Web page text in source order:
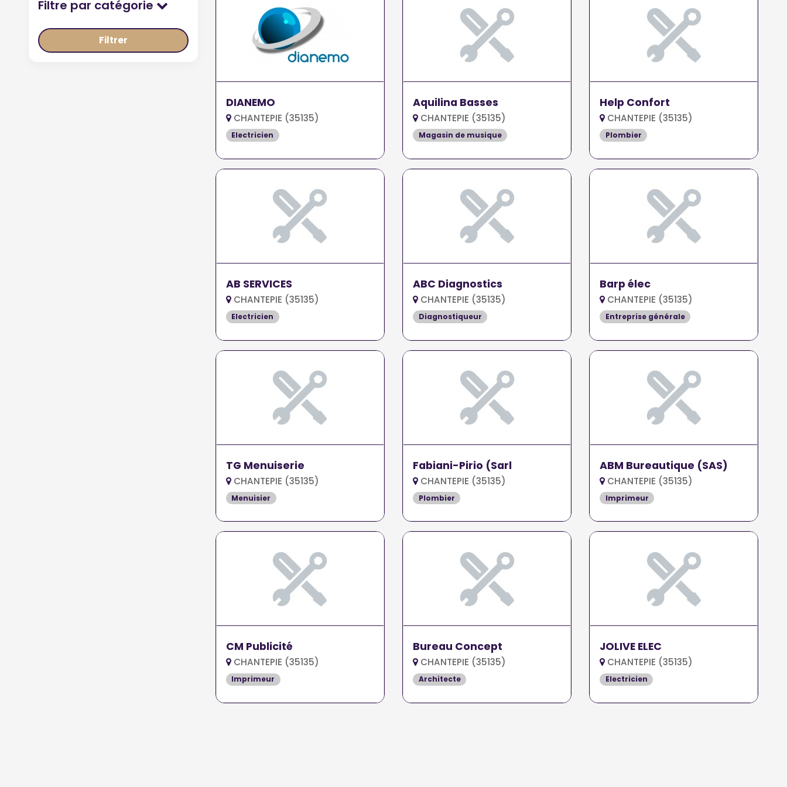
Filtre par catégorie
Filtrer
DIANEMO
CHANTEPIE (35135)
Electricien
Aquilina Basses
CHANTEPIE (35135)
Magasin de musique
Help Confort
CHANTEPIE (35135)
Plombier
AB SERVICES
CHANTEPIE (35135)
Electricien
ABC Diagnostics
CHANTEPIE (35135)
Diagnostiqueur
Barp élec
CHANTEPIE (35135)
Entreprise générale
TG Menuiserie
CHANTEPIE (35135)
Menuisier
Fabiani-Pirio (Sarl
CHANTEPIE (35135)
Plombier
ABM Bureautique (SAS)
CHANTEPIE (35135)
Imprimeur
CM Publicité
CHANTEPIE (35135)
Imprimeur
Bureau Concept
CHANTEPIE (35135)
Architecte
JOLIVE ELEC
CHANTEPIE (35135)
Electricien